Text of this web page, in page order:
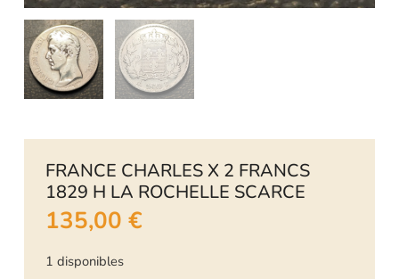
FRANCE CHARLES X 2 FRANCS
1829 H LA ROCHELLE SCARCE
135,00 €
1 disponibles